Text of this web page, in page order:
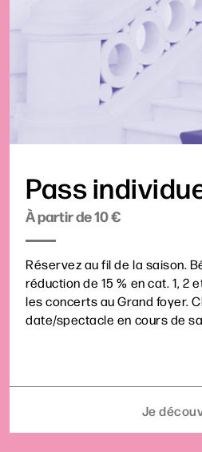
Pass
À partir de 10 €
Réservez au fil de la saison.
réduction de 15 % en cat. 1, 2
les concerts au Grand foyer.
date/spectacle en cours de
Je